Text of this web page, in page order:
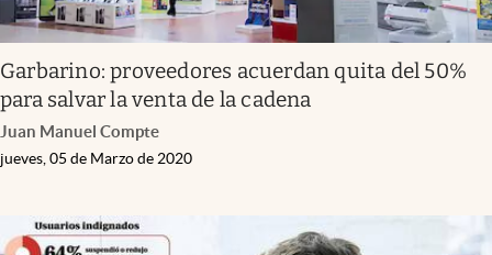
Garbarino: proveedores acuerdan quita del 50%
para salvar la venta de la cadena
Juan Manuel Compte
jueves, 05 de Marzo de 2020